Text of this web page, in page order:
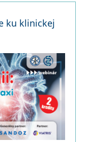
ku klinickej